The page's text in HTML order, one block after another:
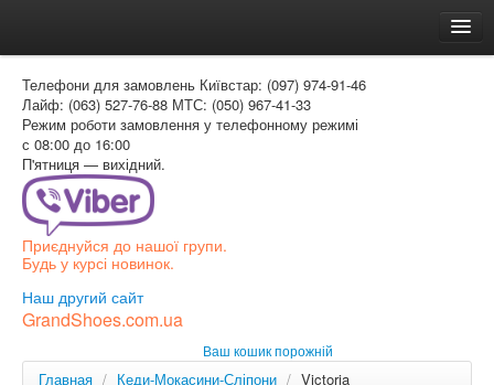
Доставка и оплата
Как заказать
Контакти
Таблиця розмірів
Вхід для покупця
РОС
Телефони для замовлень Київстар: (097) 974-91-46
Лайф: (063) 527-76-88 МТС: (050) 967-41-33
Режим роботи замовлення у телефонному режимі
с 08:00 до 16:00
П'ятниця — вихідний.
Приєднуйся до нашої групи.
Будь у курсі новинок.
Наш другий сайт
GrandShoes.com.ua
Ваш кошик порожній
Главная / Кеди-Мокасини-Сліпони / Victoria